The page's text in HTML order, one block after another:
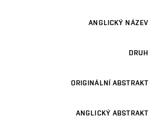
ANGLICKÝ NÁZEV
DRUH
ORIGINÁLNÍ ABSTRAKT
ANGLICKÝ ABSTRAKT